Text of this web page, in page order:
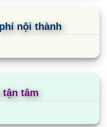
nội thành
tận tâm